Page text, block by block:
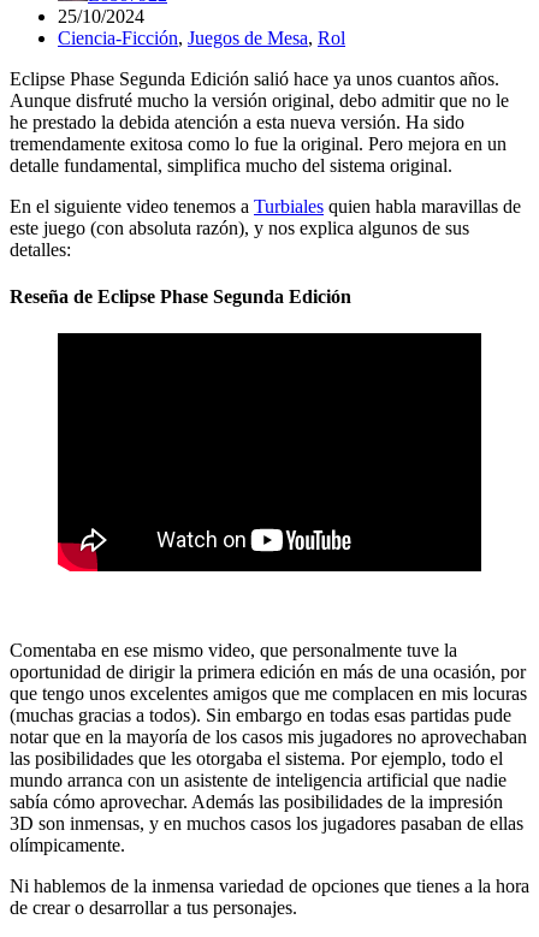
25/10/2024
Ciencia-Ficción, Juegos de Mesa, Rol
Eclipse Phase Segunda Edición salió hace ya unos cuantos años.
Aunque disfruté mucho la versión original, debo admitir que no le
he prestado la debida atención a esta nueva versión. Ha sido
tremendamente exitosa como lo fue la original. Pero mejora en un
detalle fundamental, simplifica mucho del sistema original.
En el siguiente video tenemos a Turbiales quien habla maravillas de
este juego (con absoluta razón), y nos explica algunos de sus
detalles:
Reseña de Eclipse Phase Segunda Edición
Comentaba en ese mismo video, que personalmente tuve la
oportunidad de dirigir la primera edición en más de una ocasión, por
que tengo unos excelentes amigos que me complacen en mis locuras
(muchas gracias a todos). Sin embargo en todas esas partidas pude
notar que en la mayoría de los casos mis jugadores no aprovechaban
las posibilidades que les otorgaba el sistema. Por ejemplo, todo el
mundo arranca con un asistente de inteligencia artificial que nadie
sabía cómo aprovechar. Además las posibilidades de la impresión
3D son inmensas, y en muchos casos los jugadores pasaban de ellas
olímpicamente.
Ni hablemos de la inmensa variedad de opciones que tienes a la hora
de crear o desarrollar a tus personajes.